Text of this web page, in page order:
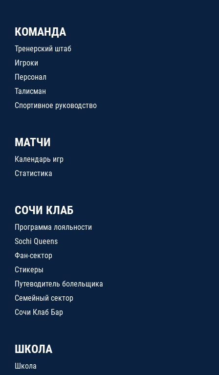
КОМАНДА
Тренерский штаб
Игроки
Персонал
Талисман
Спортивное руководство
МАТЧИ
Календарь игр
Статистика
СОЧИ КЛАБ
Программа лояльности
Sochi Queens
Фан-сектор
Стикеры
Путеводитель болельщика
Семейный сектор
Сочи Клаб Бар
ШКОЛА
Школа